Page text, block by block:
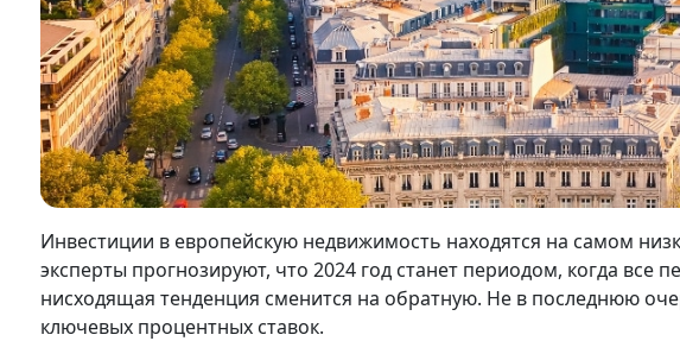
Инвестиции в европейскую недвижимость находятся на самом
эксперты прогнозируют, что 2024 год станет периодом, когда все
нисходящая тенденция сменится на обратную. Не в последнюю
ключевых процентных ставок.